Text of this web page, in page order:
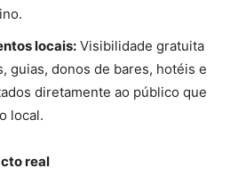
locais: Visibilidade gratuita
guias, donos de bares, hotéis e
diretamente ao público que
local.
real